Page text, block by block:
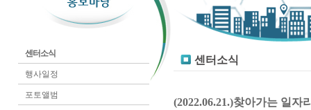
센터소식
행사일정
포토앨범
센터소식
(2022.06.21.)찾아가는 일자